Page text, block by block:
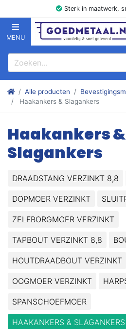
Sterk in maatwerk,
MENU
GOEDMETAAL.NL
Zoeken
Stalen kokers, hoekstaal, Balk,
Alle producten
Haakankers & Slagankers
Haakankers &
Slagankers
DRAADSTANG VERZINKT 8,8
DOPMOER VERZINKT
ZELFBORGMOER VERZINKT
TAPBOUT VERZINKT 8,8
HOUTDRAADBOUT VERZINKT
OOGMOER VERZINKT
SPANSCHOEFMOER
HAAKANKERS & SLAGANKERS